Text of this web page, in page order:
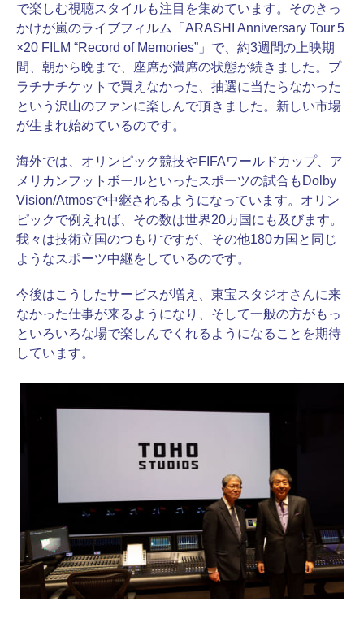
で楽しむ視聴スタイルも注目を集めています。そのきっ
かけが嵐のライブフィルム「ARASHI Anniversary Tour 5
×20 FILM “Record of Memories”」で、約3週間の上映期
間、朝から晩まで、座席が満席の状態が続きました。プ
ラチナチケットで買えなかった、抽選に当たらなかった
という沢山のファンに楽しんで頂きました。新しい市場
が生まれ始めているのです。
海外では、オリンピック競技やFIFAワールドカップ、ア
メリカンフットボールといったスポーツの試合もDolby
Vision/Atmosで中継されるようになっています。オリン
ピックで例えれば、その数は世界20カ国にも及びます。
我々は技術立国のつもりですが、その他180カ国と同じ
ようなスポーツ中継をしているのです。
今後はこうしたサービスが増え、東宝スタジオさんに来
なかった仕事が来るようになり、そして一般の方がもっ
といろいろな場で楽しんでくれるようになることを期待
しています。